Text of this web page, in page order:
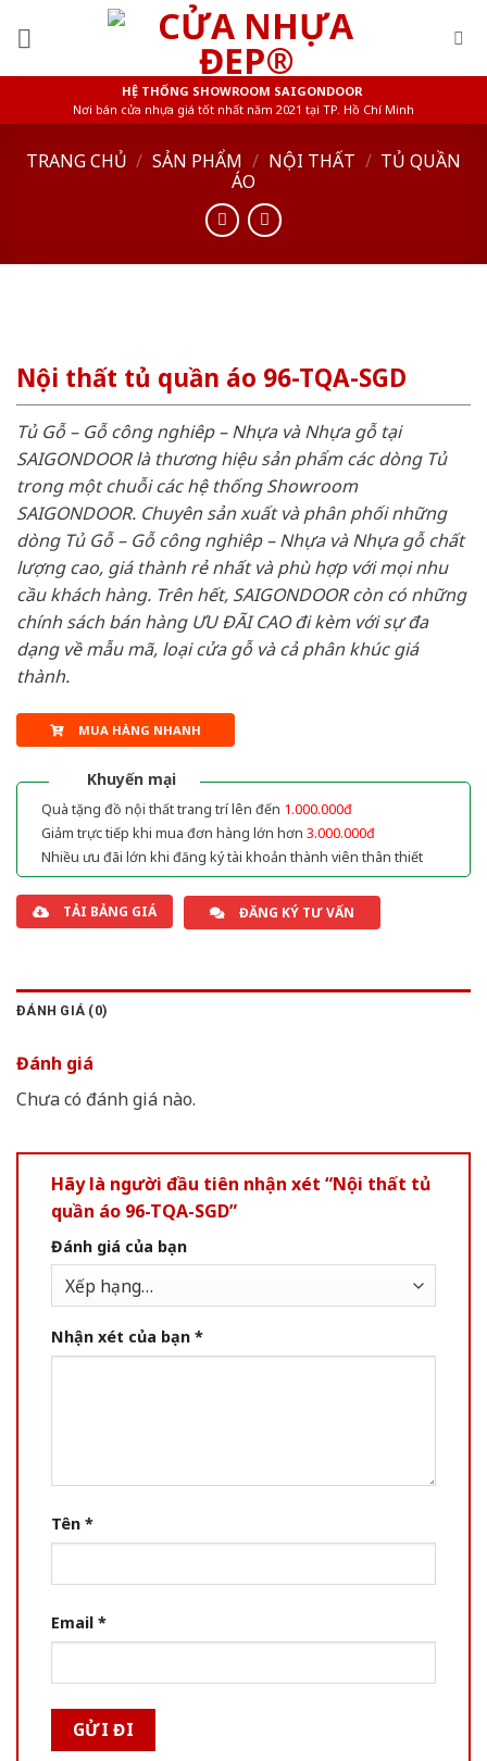
HỆ THỐNG SHOWROOM SAIGONDOOR
Nơi bán cửa nhựa giá tốt nhất năm 2021 tại TP. Hồ Chí Minh
TRANG CHỦ / SẢN PHẨM / NỘI THẤT / TỦ QUẦN
ÁO
Nội thất tủ quần áo 96-TQA-SGD
Tủ Gỗ – Gỗ công nghiêp – Nhựa và Nhựa gỗ tại
SAIGONDOOR là thương hiệu sản phẩm các dòng Tủ
trong một chuỗi các hệ thống Showroom
SAIGONDOOR. Chuyên sản xuất và phân phối những
dòng Tủ Gỗ – Gỗ công nghiêp – Nhựa và Nhựa gỗ chất
lượng cao, giá thành rẻ nhất và phù hợp với mọi nhu
cầu khách hàng. Trên hết, SAIGONDOOR còn có những
chính sách bán hàng ƯU ĐÃI CAO đi kèm với sự đa
dạng về mẫu mã, loại cửa gỗ và cả phân khúc giá
thành.
MUA HÀNG NHANH
Khuyến mại
Quà tặng đồ nội thất trang trí lên đến 1.000.000đ
Giảm trực tiếp khi mua đơn hàng lớn hơn 3.000.000đ
Nhiều ưu đãi lớn khi đăng ký tài khoản thành viên thân thiết
TẢI BẢNG GIÁ ĐĂNG KÝ TƯ VẤN
ĐÁNH GIÁ (0)
Đánh giá
Chưa có đánh giá nào.
Hãy là người đầu tiên nhận xét “Nội thất tủ
quần áo 96-TQA-SGD”
Đánh giá của bạn
Nhận xét của bạn *
Tên *
Email *